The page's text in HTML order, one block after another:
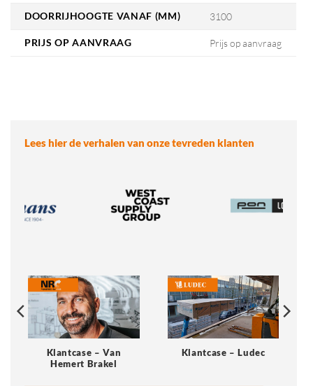
DOORRIJHOOGTE VANAF (MM) 3100
PRIJS OP AANVRAAG Prijs op aanvraag
Lees hier de verhalen van onze tevreden klanten
Klantcase – Van
Hemert Brakel
Klantcase – Ludec